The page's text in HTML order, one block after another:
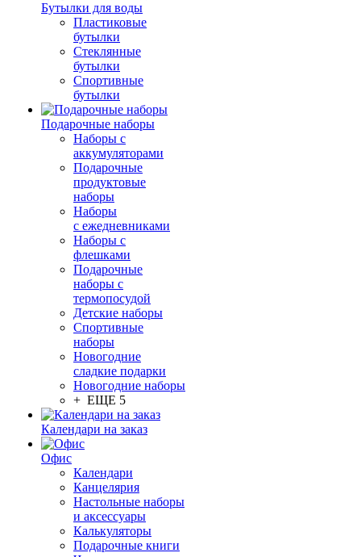
Бутылки для воды
Пластиковые
бутылки
Стеклянные
бутылки
Спортивные
бутылки
Подарочные наборы
Наборы с
аккумуляторами
Подарочные
продуктовые
наборы
Наборы
с ежедневниками
Наборы с
флешками
Подарочные
наборы с
термопосудой
Детские наборы
Спортивные
наборы
Новогодние
сладкие подарки
Новогодние наборы
+ ЕЩЕ 5
Календари на заказ
Офис
Календари
Канцелярия
Настольные наборы
и аксессуары
Калькуляторы
Подарочные книги